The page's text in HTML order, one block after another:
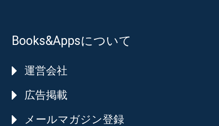
Books&Appsについて
運営会社
広告掲載
メールマガジン登録